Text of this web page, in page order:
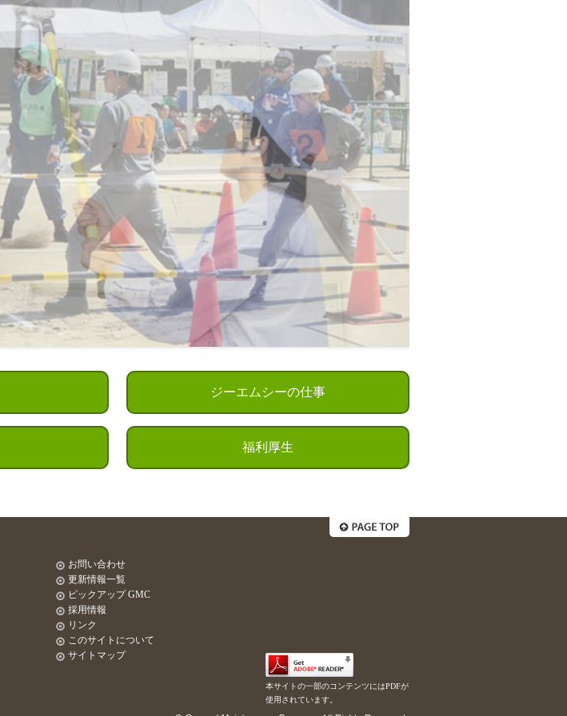
ジーエムシーの仕事
福利厚生
お問い合わせ
更新情報一覧
ピックアップ GMC
採用情報
リンク
このサイトについて
サイトマップ
本サイトの一部のコンテンツにはPDFが
使用されています。